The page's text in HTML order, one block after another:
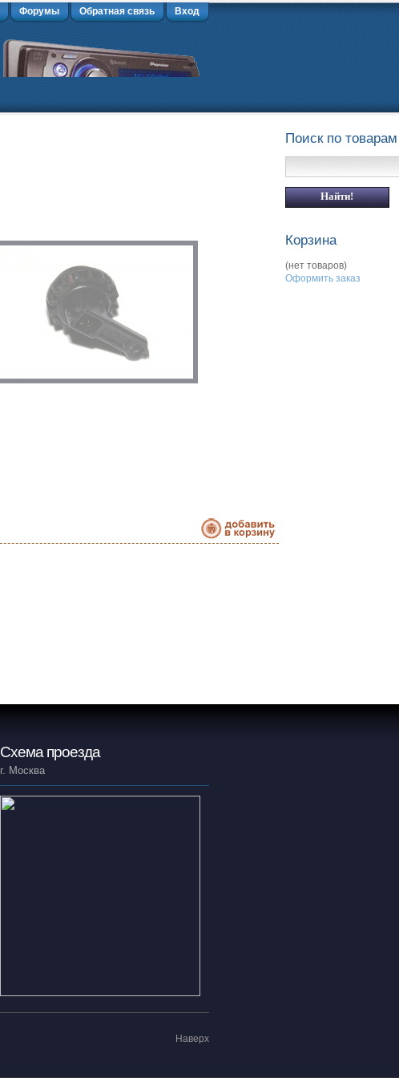
Форумы Обратная связь Вход
Поиск по товарам
Корзина
(нет товаров)
Оформить заказ
Схема проезда
г. Москва
Наверх